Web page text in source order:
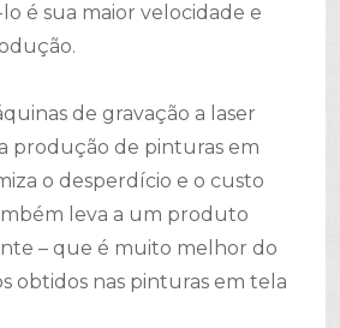
é sua maior velocidade e
de gravação a laser
produção de pinturas em
o desperdício e o custo
leva a um produto
– que é muito melhor do
obtidos nas pinturas em tela